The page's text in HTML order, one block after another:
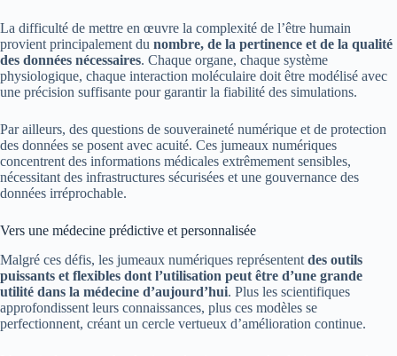
La difficulté de mettre en œuvre la complexité de l’être humain
provient principalement du nombre, de la pertinence et de la qualité
des données nécessaires. Chaque organe, chaque système
physiologique, chaque interaction moléculaire doit être modélisé avec
une précision suffisante pour garantir la fiabilité des simulations.
Par ailleurs, des questions de souveraineté numérique et de protection
des données se posent avec acuité. Ces jumeaux numériques
concentrent des informations médicales extrêmement sensibles,
nécessitant des infrastructures sécurisées et une gouvernance des
données irréprochable.
Vers une médecine prédictive et personnalisée
Malgré ces défis, les jumeaux numériques représentent des outils
puissants et flexibles dont l’utilisation peut être d’une grande
utilité dans la médecine d’aujourd’hui. Plus les scientifiques
approfondissent leurs connaissances, plus ces modèles se
perfectionnent, créant un cercle vertueux d’amélioration continue.